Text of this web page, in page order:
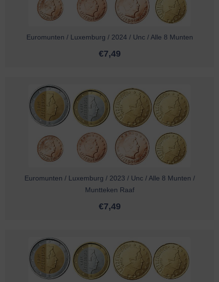
Euromunten / Luxemburg / 2024 / Unc / Alle 8 Munten
€7,49
Euromunten / Luxemburg / 2023 / Unc / Alle 8 Munten /
Muntteken Raaf
€7,49